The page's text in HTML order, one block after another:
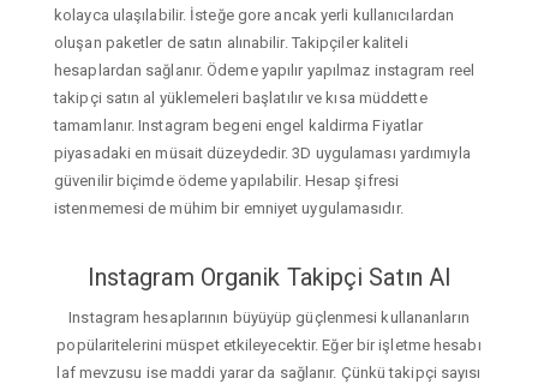
kolayca ulaşılabilir. İsteğe gore ancak yerli kullanıcılardan
oluşan paketler de satın alınabilir. Takipçiler kaliteli
hesaplardan sağlanır. Ödeme yapılır yapılmaz instagram reel
takipçi satın al yüklemeleri başlatılır ve kısa müddette
tamamlanır. Instagram begeni engel kaldirma Fiyatlar
piyasadaki en müsait düzeydedir. 3D uygulaması yardımıyla
güvenilir biçimde ödeme yapılabilir. Hesap şifresi
istenmemesi de mühim bir emniyet uygulamasıdır.
Instagram Organik Takipçi Satın Al
Instagram hesaplarının büyüyüp güçlenmesi kullananların
popülaritelerini müspet etkileyecektir. Eğer bir işletme hesabı
laf mevzusu ise maddi yarar da sağlanır. Çünkü takipçi sayısı